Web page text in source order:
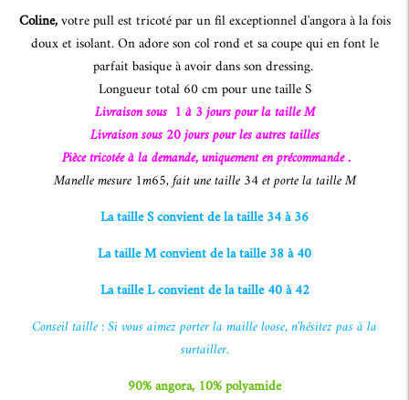
Coline,votre pull est tricoté par un fil exceptionnel d'angora à la fois
doux et isolant. On adore son col rond et sa coupe qui en font le
parfait basique à avoir dans son dressing.
Longueur total 60 cm pour une taille S
Livraison sous 1 à 3 jours pour la taille M
Livraison sous 20 jours pour les autres tailles
Pièce tricotée à la demande, uniquement en précommande .
Manelle mesure 1m65, fait une taille 34 et porte la taille M
La taille S convient de la taille 34 à 36
La taille M convient de la taille 38 à 40
La taille L convient de la taille 40 à 42
Conseil taille : Si vous aimez porter la maille loose, n'hésitez pas à la
surtailler.
90% angora, 10% polyamide